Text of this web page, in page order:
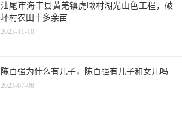
汕尾市海丰县黄羌镇虎噉村湖光山色工程，破
坏村农田十多余亩
2023-11-10
陈百强为什么有儿子，陈百强有儿子和女儿吗
2023-07-08